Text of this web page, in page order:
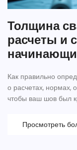
Толщина
расчеты и
Как правильно
о расчетах, нормах,
чтобы ваш шов был
Просмотреть